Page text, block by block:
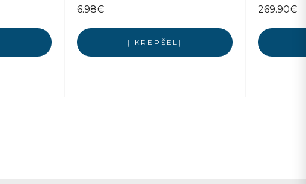
6.98€
Į KREPŠELĮ
269.90€